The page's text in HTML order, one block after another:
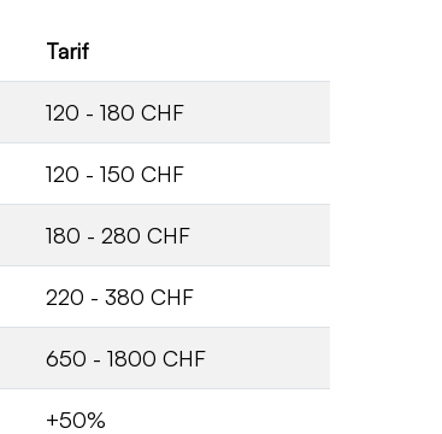
Tarif
120 - 180 CHF
120 - 150 CHF
180 - 280 CHF
220 - 380 CHF
650 - 1800 CHF
+50%